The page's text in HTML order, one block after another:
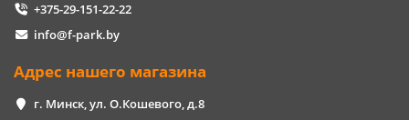
+375-29-151-22-22
info@f-park.by
Адрес нашего магазина
г. Минск, ул. О.Кошевого, д.8